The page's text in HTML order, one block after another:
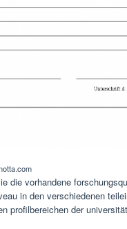
die vorhandene
in den verschiedenen
profilbereichen der